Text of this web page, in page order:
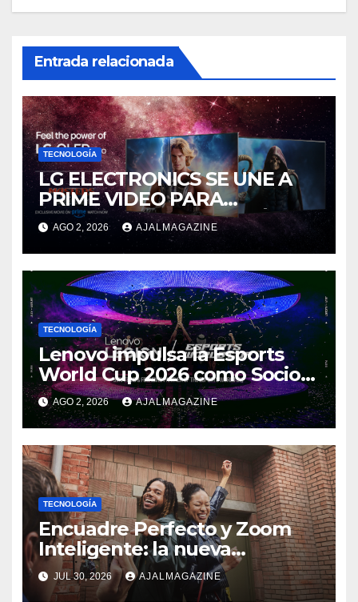
Entrada relacionada
TECNOLOGÍA
LG ELECTRONICS SE UNE A
PRIME VIDEO PARA
IMPULSAR EN CASA EL ÉPICO
ESTRENO DE MASTERS OF
THE UNIVERSE
AGO 2, 2026 AJALMAGAZINE
TECNOLOGÍA
Lenovo impulsa la Esports
World Cup 2026 como Socio
Fundador
AGO 2, 2026 AJALMAGAZINE
TECNOLOGÍA
Encuadre Perfecto y Zoom
Inteligente: la nueva
generación de fotografía
móvil
JUL 30, 2026 AJALMAGAZINE